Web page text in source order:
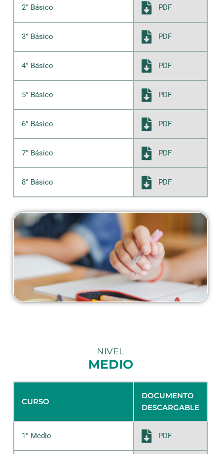
2° Básico PDF
3° Básico PDF
4° Básico PDF
5° Básico PDF
6° Básico PDF
7° Básico PDF
8° Básico PDF
NIVEL
MEDIO
CURSO
DOCUMENTO
DESCARGABLE
1° Medio PDF